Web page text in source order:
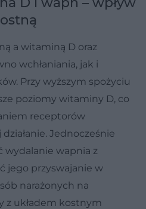
a witaminą D oraz
wchłaniania, jak i
Przy wyższym spożyciu
poziomy witaminy D, co
receptorów
Jednocześnie
wydalanie wapnia z
jego przyswajanie w
narażonych na
z układem kostnym